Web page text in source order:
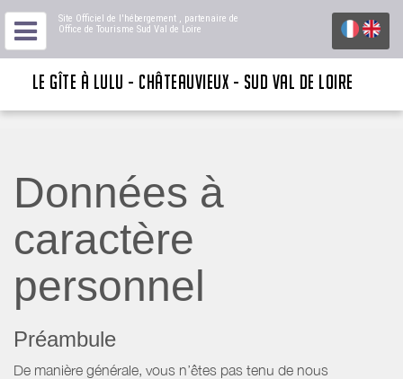
Site Officiel de l'hébergement , partenaire de
Office de Tourisme Sud Val de Loire
LE GÎTE À LULU - CHÂTEAUVIEUX - SUD VAL DE LOIRE
Données à
caractère
personnel
Préambule
De manière générale, vous n’êtes pas tenu de nous